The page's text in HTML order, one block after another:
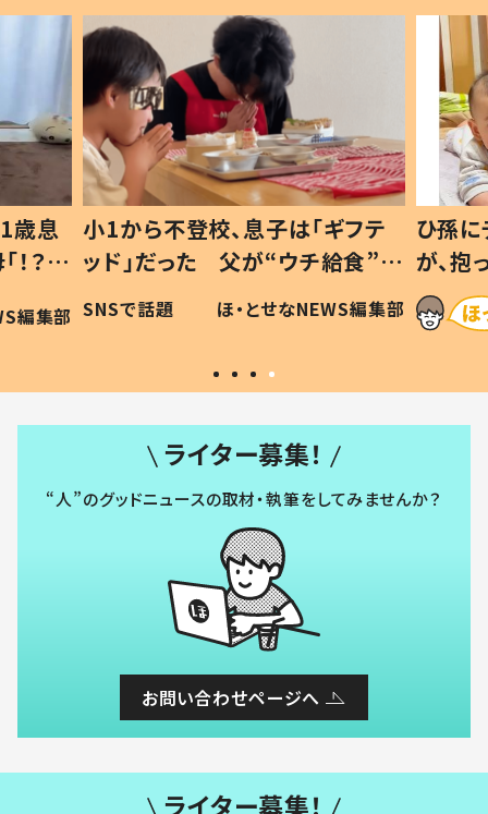
歳息
？」
編集部
小1から不登校、息子は「ギフテ
ッド」だった 父が“ウチ給食”を
作り続ける理由とは #令和の親
#令和の子
SNSで話題 ほ・とせなNEWS編集部
ひ孫
が、
「涙が
い」
ライター募集！
“人”のグッドニュースの取材・執筆をしてみませんか？
お問い合わせページへ
ライター募集！